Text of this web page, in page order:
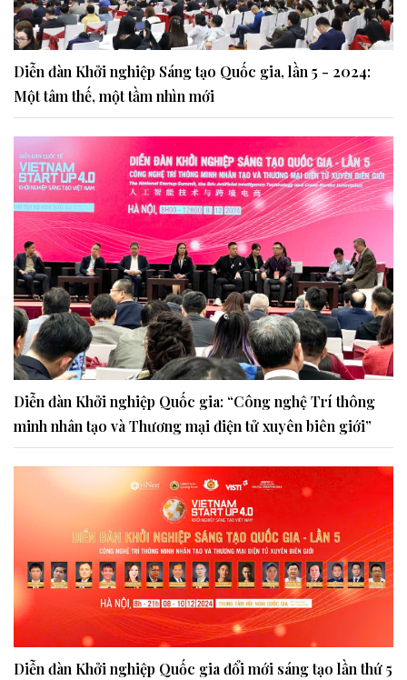
Diễn đàn Khởi nghiệp Sáng tạo Quốc gia, lần 5 - 2024:
Một tâm thế, một tầm nhìn mới
Diễn đàn Khởi nghiệp Quốc gia: “Công nghệ Trí thông
minh nhân tạo và Thương mại điện tử xuyên biên giới”
Diễn đàn Khởi nghiệp Quốc gia đổi mới sáng tạo lần thứ 5